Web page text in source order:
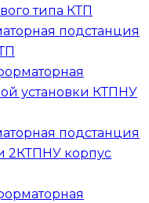
типа КТП
подстанция
установки КТПНУ
подстанция
2КТПНУ корпус